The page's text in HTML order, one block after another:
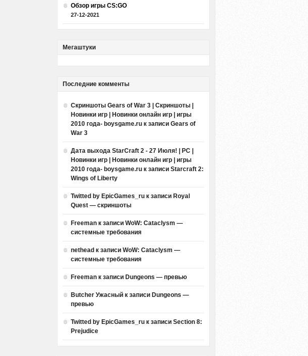
Обзор игры CS:GO
27-12-2021
Мегаштуки
Последние комменты
Скриншоты Gears of War 3 | Скриншоты |
Новинки игр | Новинки онлайн игр | игры
2010 года- boysgame.ru к записи Gears of
War 3
Дата выхода StarCraft 2 - 27 Июля! | PC |
Новинки игр | Новинки онлайн игр | игры
2010 года- boysgame.ru к записи Starcraft 2:
Wings of Liberty
Twitted by EpicGames_ru к записи Royal
Quest — скриншоты
Freeman к записи WoW: Cataclysm —
системные требования
nethead к записи WoW: Cataclysm —
системные требования
Freeman к записи Dungeons — превью
Butcher Ужасный к записи Dungeons —
превью
Twitted by EpicGames_ru к записи Section 8:
Prejudice